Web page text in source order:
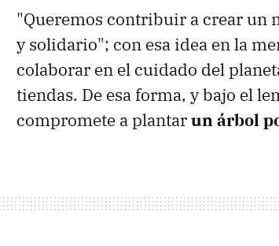
"Queremos contribuir a crear un
y solidario"; con esa idea en la
colaborar en el cuidado del
tiendas. De esa forma, y bajo el
compromete a plantarun árbol